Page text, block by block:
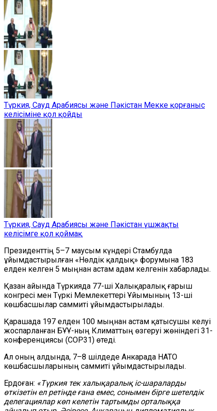
Түркия, Сауд Арабиясы және Пәкістан Мекке қорғаныс
келісіміне қол қойды
Түркия, Сауд Арабиясы және Пәкістан үшжақты
келісімге қол қоймақ
Президенттің 5–7 маусым күндері Стамбулда
ұйымдастырылған «Нөлдік қалдық» форумына 183
елден келген 5 мыңнан астам адам келгенін хабарлады.
Қазан айында Түркияда 77-ші Халықаралық ғарыш
конгресі мен Түркі Мемлекеттері Ұйымының 13-ші
көшбасшылар саммиті ұйымдастырылады.
Қарашада 197 елден 100 мыңнан астам қатысушы келуі
жоспарланған БҰҰ-ның Климаттың өзгеруі жөніндегі 31-
конференциясы (COP31) өтеді.
Ал оның алдында, 7–8 шілдеде Анкарада НАТО
көшбасшыларының саммиті ұйымдастырылады.
Ердоған: «Түркия тек халықаралық іс-шараларды
өткізетін ел ретінде ғана емес, сонымен бірге шетелдік
делегациялар көп келетін тартымды орталыққа